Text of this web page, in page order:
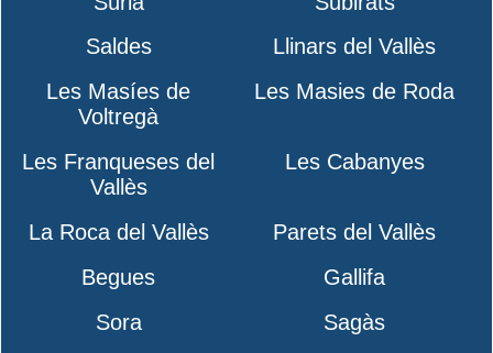
Saldes
Llinars del Vallès
Les Masíes de
Voltregà
Les Masies de Roda
Les Franqueses del
Vallès
Les Cabanyes
La Roca del Vallès
Parets del Vallès
Begues
Gallifa
Sora
Sagàs